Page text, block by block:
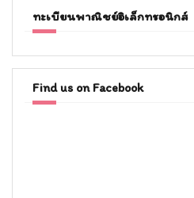
ทะเบียนพาณิชย์อิเล็กทรอนิกส์
Find us on Facebook